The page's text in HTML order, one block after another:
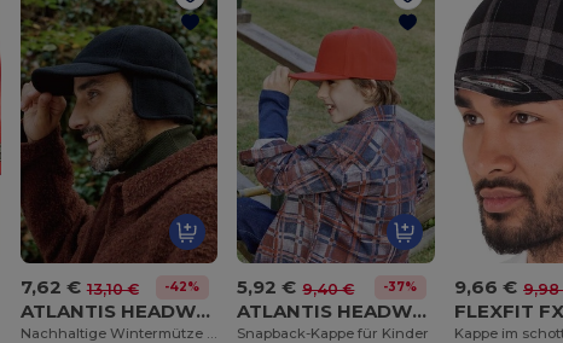
7,62 € 13,10 € -42%
ATLANTIS HEADWEAR AT269
Nachhaltige Wintermütze mit 6 Paneelen
5,92 € 9,40 € -37%
ATLANTIS HEADWEAR AT275
Snapback-Kappe für Kinder
9,66 € 9,98
FLEXFIT
Kappe im